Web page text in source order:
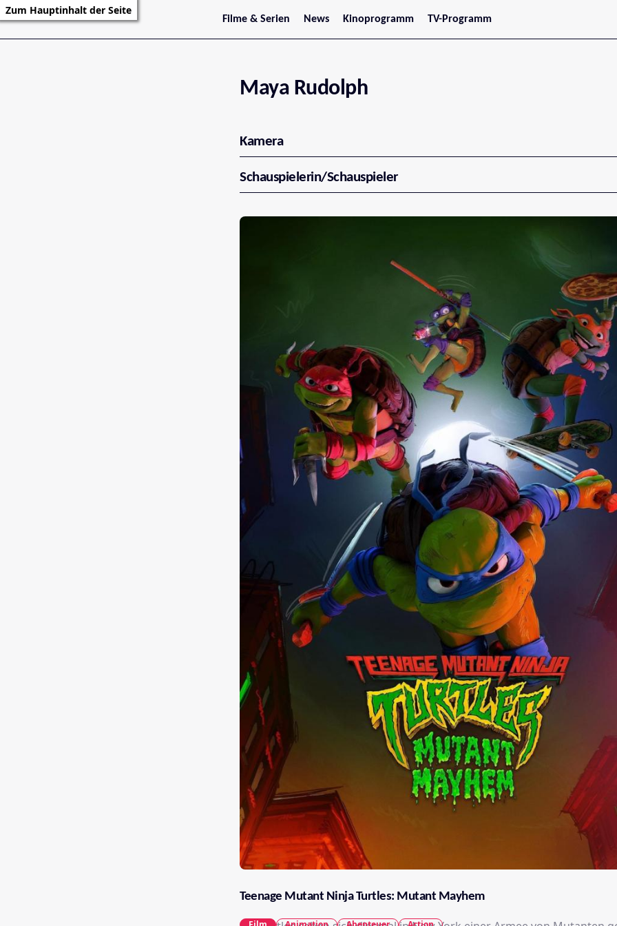
Zum Hauptinhalt der Seite
Filme & Serien
Trailer
Serienarchiv
News
Stars
Kinoprogramm
Jetzt im Kino
Niederösterreich
Oberösterreich
Tirol
Vorarlberg
TV-Programm
Maya Rudolph
Kamera
Schauspielerin/Schauspieler
Teenage Mutant Ninja Turtles: Mutant Mayhem